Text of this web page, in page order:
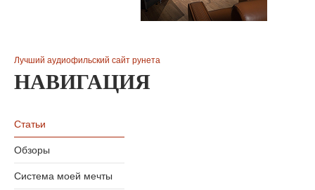
Лучший аудиофильский сайт рунета
НАВИГАЦИЯ
Статьи
Обзоры
Система моей мечты